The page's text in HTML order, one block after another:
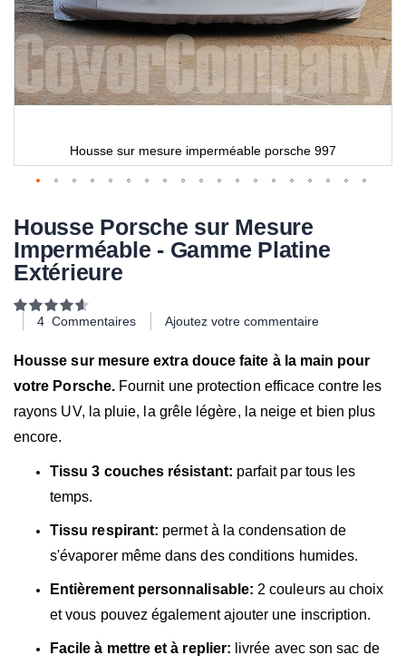
Housse sur mesure imperméable porsche 997
Housse Porsche sur Mesure
Imperméable - Gamme Platine
Extérieure
Notation:
100
4 Commentaires Ajoutez votre commentaire
Housse sur mesure extra douce faite à la main pour
votre Porsche.Fournit une protection efficace contre les
rayons UV, la pluie, la grêle légère, la neige et bien plus
encore.
Tissu 3 couches résistant: parfait par tous les
temps.
Tissu respirant: permet à la condensation de
s'évaporer même dans des conditions humides.
Entièrement personnalisable: 2 couleurs au choix
et vous pouvez également ajouter une inscription.
Facile à mettre et à replier: livrée avec son sac de